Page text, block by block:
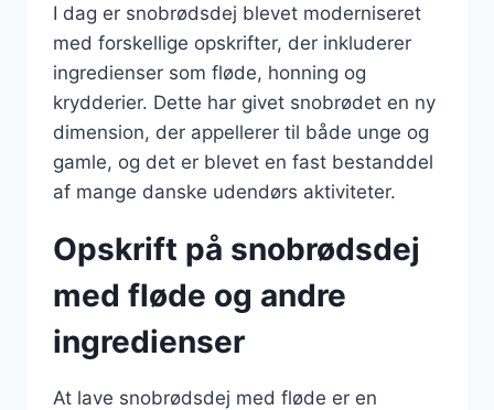
I dag er snobrødsdej blevet moderniseret
med forskellige opskrifter, der inkluderer
ingredienser som fløde, honning og
krydderier. Dette har givet snobrødet en ny
dimension, der appellerer til både unge og
gamle, og det er blevet en fast bestanddel
af mange danske udendørs aktiviteter.
Opskrift på snobrødsdej
med fløde og andre
ingredienser
At lave snobrødsdej med fløde er en